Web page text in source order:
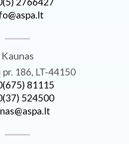
Kaunas
pr. 186, LT-44150
81115
524500